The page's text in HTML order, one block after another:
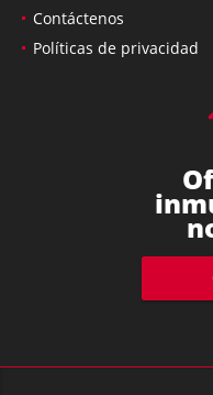
Contáctenos
Políticas de privacidad